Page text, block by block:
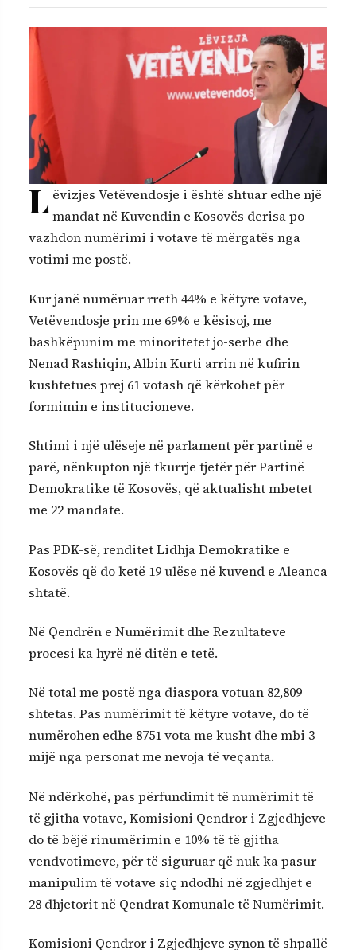
L ëvizjes Vetëvendosje i është shtuar edhe një
mandat në Kuvendin e Kosovës derisa po
vazhdon numërimi i votave të mërgatës nga
votimi me postë.
Kur janë numëruar rreth 44% e këtyre votave,
Vetëvendosje prin me 69% e kësisoj, me
bashkëpunim me minoritetet jo-serbe dhe
Nenad Rashiqin, Albin Kurti arrin në kufirin
kushtetues prej 61 votash që kërkohet për
formimin e institucioneve.
Shtimi i një ulëseje në parlament për partinë e
parë, nënkupton një tkurrje tjetër për Partinë
Demokratike të Kosovës, që aktualisht mbetet
me 22 mandate.
Pas PDK-së, renditet Lidhja Demokratike e
Kosovës që do ketë 19 ulëse në kuvend e Aleanca
shtatë.
Në Qendrën e Numërimit dhe Rezultateve
procesi ka hyrë në ditën e tetë.
Në total me postë nga diaspora votuan 82,809
shtetas. Pas numërimit të këtyre votave, do të
numërohen edhe 8751 vota me kusht dhe mbi 3
mijë nga personat me nevoja të veçanta.
Në ndërkohë, pas përfundimit të numërimit të
të gjitha votave, Komisioni Qendror i Zgjedhjeve
do të bëjë rinumërimin e 10% të të gjitha
vendvotimeve, për të siguruar që nuk ka pasur
manipulim të votave siç ndodhi në zgjedhjet e
28 dhjetorit në Qendrat Komunale të Numërimit.
Komisioni Qendror i Zgjedhjeve synon të shpallë